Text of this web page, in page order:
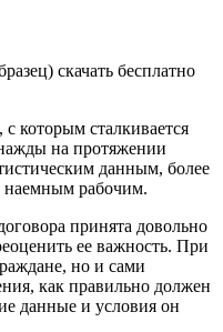
скачать бесплатно
которым сталкивается
на протяжении
данным, более
наемным рабочим.
принята довольно
ее важность. При
но и сами
как правильно должен
данные и условия он